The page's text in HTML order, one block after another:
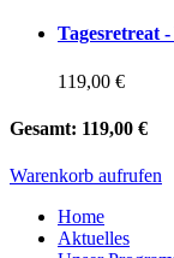
Tagesretreat
119,00 €
Gesamt: 119,00 €
Warenkorb aufrufen
Home
Aktuelles